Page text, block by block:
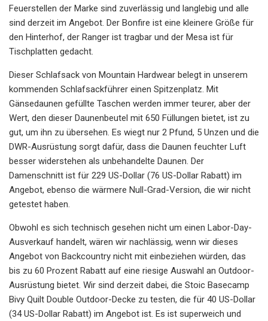
Feuerstellen der Marke sind zuverlässig und langlebig und alle
sind derzeit im Angebot. Der Bonfire ist eine kleinere Größe für
den Hinterhof, der Ranger ist tragbar und der Mesa ist für
Tischplatten gedacht.
Dieser Schlafsack von Mountain Hardwear belegt in unserem
kommenden Schlafsackführer einen Spitzenplatz. Mit
Gänsedaunen gefüllte Taschen werden immer teurer, aber der
Wert, den dieser Daunenbeutel mit 650 Füllungen bietet, ist zu
gut, um ihn zu übersehen. Es wiegt nur 2 Pfund, 5 Unzen und die
DWR-Ausrüstung sorgt dafür, dass die Daunen feuchter Luft
besser widerstehen als unbehandelte Daunen. Der
Damenschnitt ist für 229 US-Dollar (76 US-Dollar Rabatt) im
Angebot, ebenso die wärmere Null-Grad-Version, die wir nicht
getestet haben.
Obwohl es sich technisch gesehen nicht um einen Labor-Day-
Ausverkauf handelt, wären wir nachlässig, wenn wir dieses
Angebot von Backcountry nicht mit einbeziehen würden, das
bis zu 60 Prozent Rabatt auf eine riesige Auswahl an Outdoor-
Ausrüstung bietet. Wir sind derzeit dabei, die Stoic Basecamp
Bivy Quilt Double Outdoor-Decke zu testen, die für 40 US-Dollar
(34 US-Dollar Rabatt) im Angebot ist. Es ist superweich und